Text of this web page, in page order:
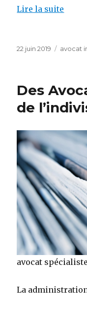
Lire la suite
Publié
22 juin 2019 avocat
Des
de
avocat spécialiste
La